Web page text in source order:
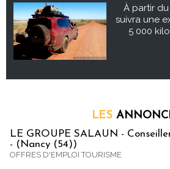
À partir du
suivra une
5 000
LES
LE GROUPE SALAUN -
- (Nancy (54))
OFFRES D'EMPLOI TOURISME